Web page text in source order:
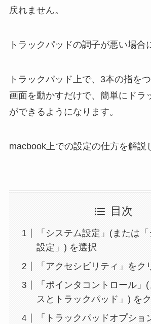
戻れません。
トラックパッドの調子が悪い場合
トラックパッド上で、3本の指を
画面を動かすだけで、簡単にドラ
ができるようになります。
macbook上での設定の仕方を解説
目次
「システム設定」(または
設定」) を選択
「アクセシビリティ」をク
「ポインタコントロール」
スとトラックパッド」) を
「トラックパッドオプショ